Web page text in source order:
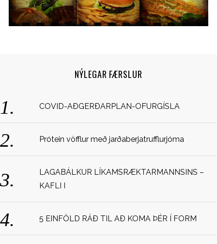
NÝLEGAR FÆRSLUR
COVID-AÐGERÐARPLAN-OFURGÍSLA
Prótein vöfflur með jarðaberjatrufflurjóma
LAGABÁLKUR LÍKAMSRÆKTARMANNSINS –
KAFLI I
5 EINFÖLD RÁÐ TIL AÐ KOMA ÞÉR Í FORM
S
a
h
r